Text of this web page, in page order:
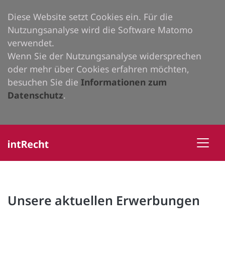
Diese Website setzt Cookies ein. Für die
Nutzungsanalyse wird die Software Matomo
verwendet.
Wenn Sie der Nutzungsanalyse widersprechen
oder mehr über Cookies erfahren möchten,
besuchen Sie die Informationen zum
Datenschutz.
Unsere aktuellen Erwerbungen